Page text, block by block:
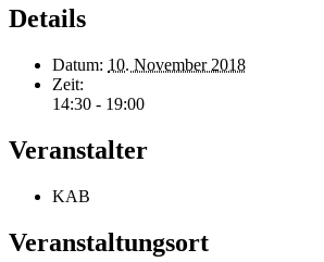
Details
Datum: 10. November 2018
Zeit:
14:30 - 19:00
Veranstalter
KAB
Veranstaltungsort